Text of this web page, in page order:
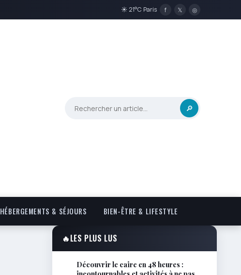
☀ 21°C Paris f 𝕏 ◎
🔎
HÉBERGEMENTS & SÉJOURS BIEN-ÊTRE & LIFESTYLE
🔥LES PLUS LUS
Découvrir le caire en 48 heures :